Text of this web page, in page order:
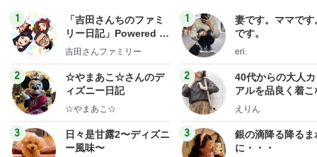
1
「吉田さんちのファミ
リー日記」Powered b
y Ameba 吉田さんファ
ログ
吉田さんファミリー
2
☆やまあこ☆さんのデ
ィズニー日記
☆やまあこ☆
3
日々是甘露2〜ディズニ
ー風味〜
1
妻です。ママです
です。
eri.
2
40代からの大人
アルを品良く着こ
ファッションブロ
えりん
3
銀の滴降る降るま
に・・・